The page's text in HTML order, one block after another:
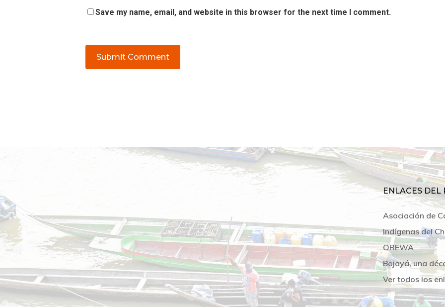
Save my name, email, and website in this browser for the next time I comment.
ENLACES DEL
Asociación de
Indígenas del
OREWA
Bojayá, una
Ver todos los